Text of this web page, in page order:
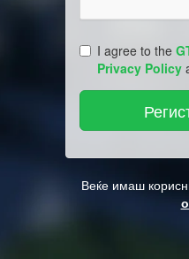
I agree to the
Privacy Policy
Веќе имаш